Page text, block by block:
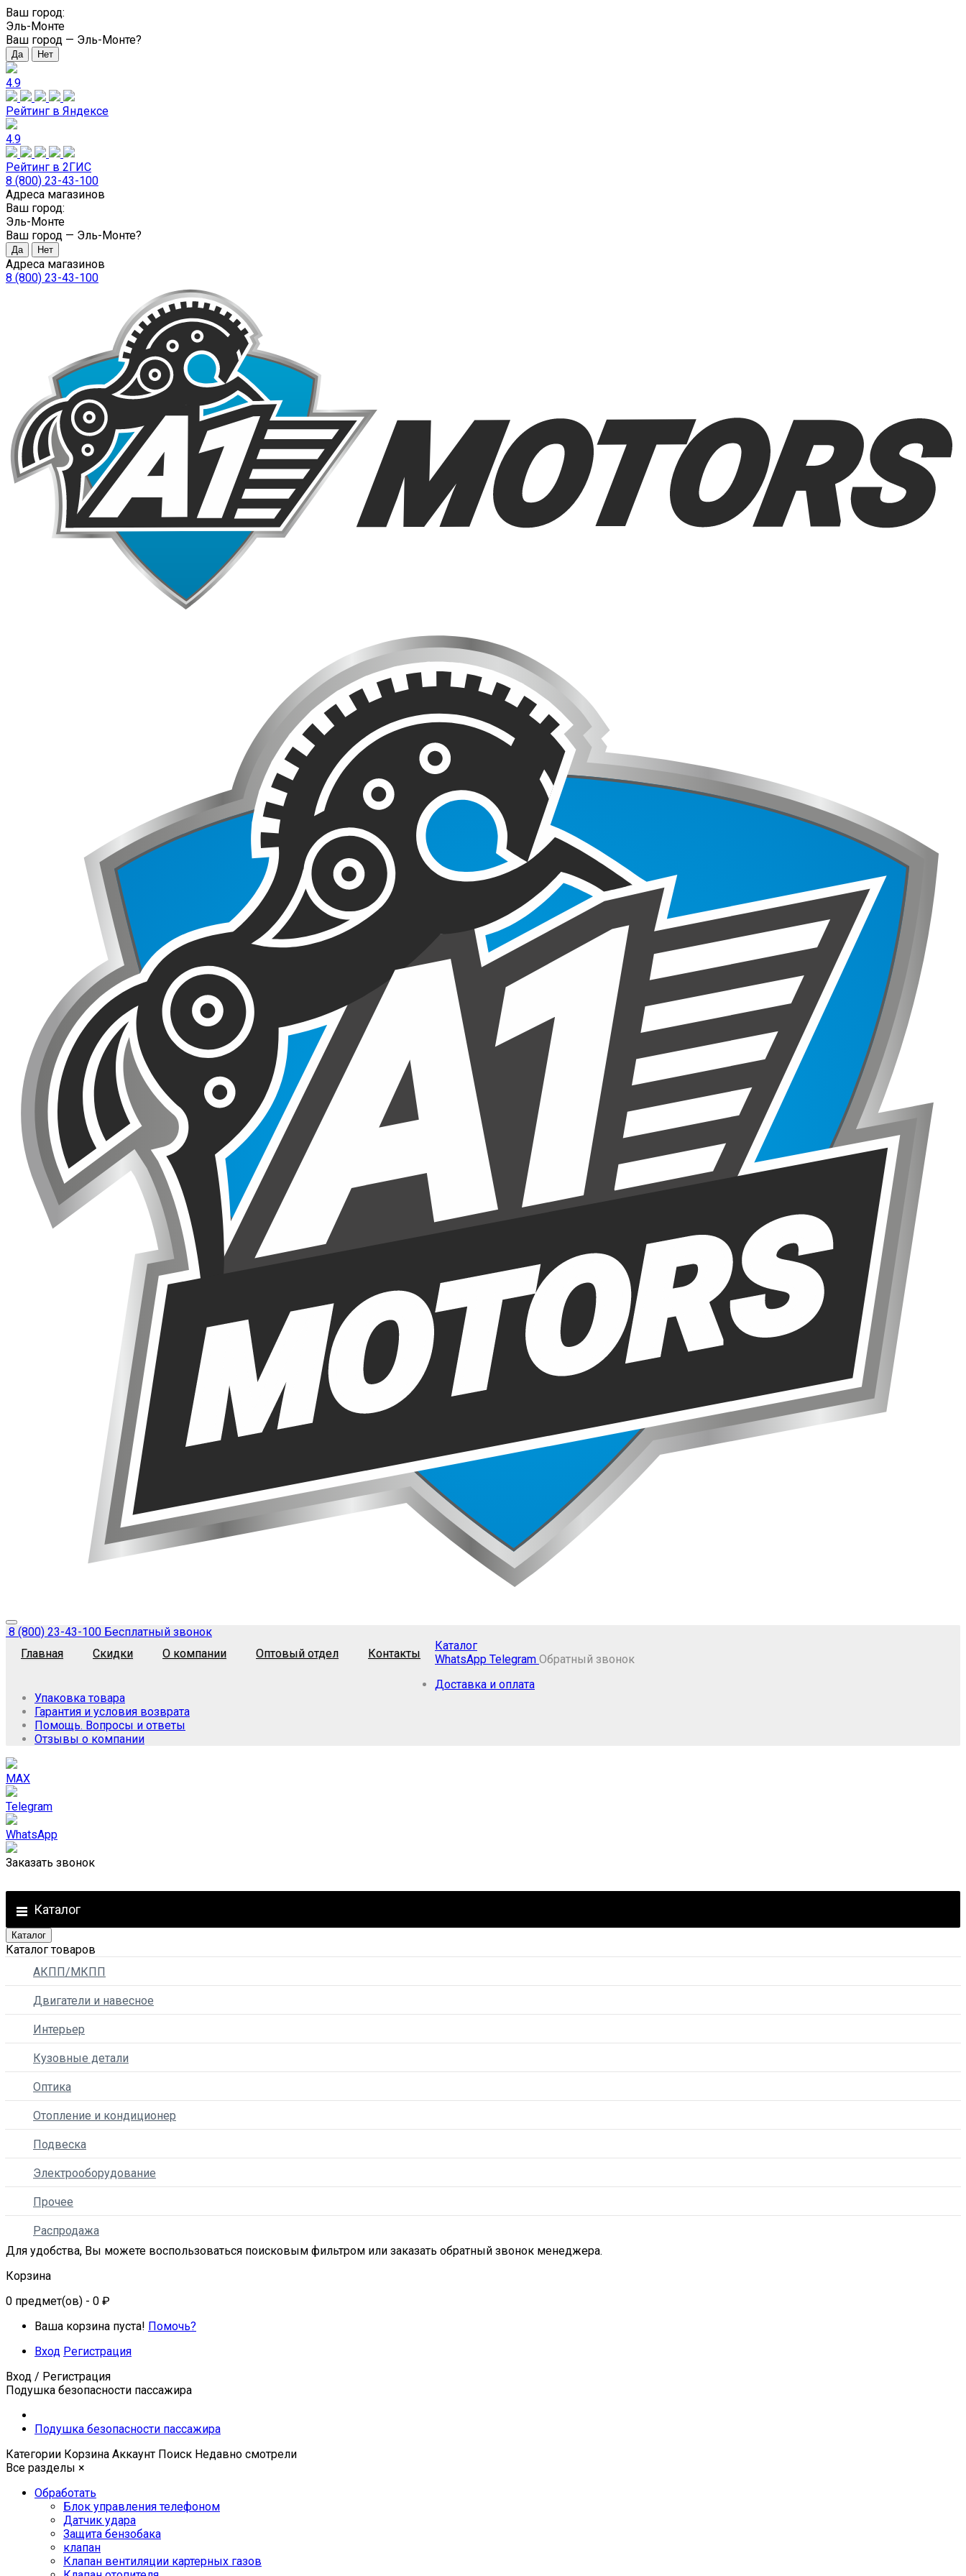
Ваш город:
Эль-Монте
Ваш город — Эль-Монте?
4.9
Рейтинг в Яндексе
4.9
Рейтинг в 2ГИС
8 (800) 23-43-100
Адреса магазинов
Ваш город:
Эль-Монте
Ваш город — Эль-Монте?
Адреса магазинов
8 (800) 23-43-100
8 (800) 23-43-100 Бесплатный звонок
Главная
Скидки О компании Оптовый отдел Контакты
Каталог
WhatsApp Telegram Обратный звонок
Доставка и оплата
Упаковка товара
Гарантия и условия возврата
Помощь. Вопросы и ответы
Отзывы о компании
MAX
Telegram
WhatsApp
Заказать звонок
Каталог
Каталог
Каталог товаров
АКПП/МКПП
Двигатели и навесное
Интерьер
Кузовные детали
Оптика
Отопление и кондиционер
Подвеска
Электрооборудование
Прочее
Распродажа
Для удобства, Вы можете воспользоваться поисковым фильтром или заказать обратный звонок менеджера.
Корзина
0 предмет(ов) - 0 ₽
Ваша корзина пуста! Помочь?
Вход Регистрация
Вход / Регистрация
Подушка безопасности пассажира
Подушка безопасности пассажира
Категории Корзина Аккаунт Поиск Недавно смотрели
Все разделы ×
Обработать
Блок управления телефоном
Датчик удара
Защита бензобака
клапан
Клапан вентиляции картерных газов